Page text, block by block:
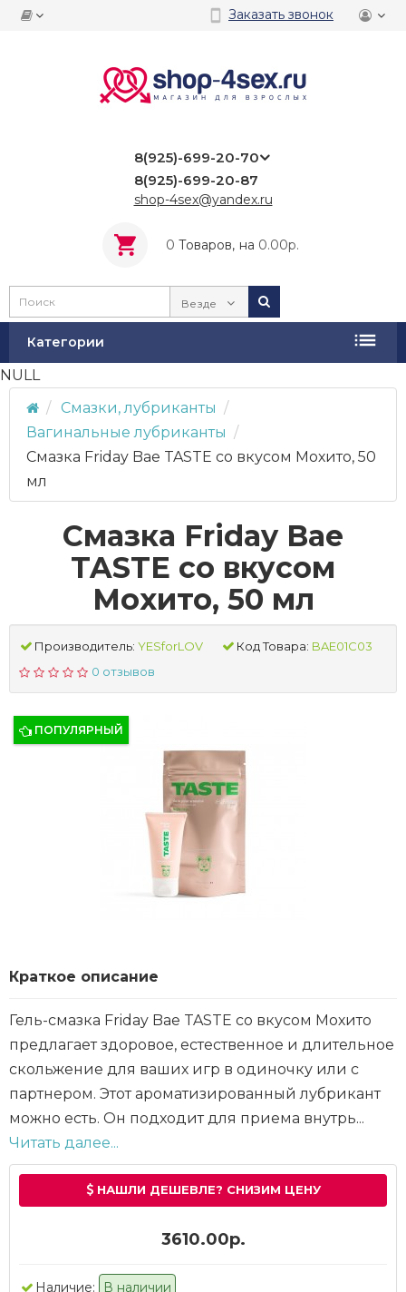
Заказать звонок
8(925)-699-20-70
8(925)-699-20-87
shop-4sex@yandex.ru
0 Tоваров, на 0.00р.
Везде
Категории
NULL
Смазки, лубриканты
Вагинальные лубриканты
Смазка Friday Bae TASTE со вкусом Мохито, 50
мл
Смазка Friday Bae
TASTE со вкусом
Мохито, 50 мл
Производитель: YESforLOV Код Товара: BAE01C03
0 отзывов
ПОПУЛЯРНЫЙ
Краткое описание
Гель-смазка Friday Bae TASTE со вкусом Мохито
предлагает здоровое, естественное и длительное
скольжение для ваших игр в одиночку или с
партнером. Этот ароматизированный лубрикант
можно есть. Он подходит для приема внутрь...
Читать далее...
НАШЛИ ДЕШЕВЛЕ? СНИЗИМ ЦЕНУ
3610.00р.
Наличие: В наличии